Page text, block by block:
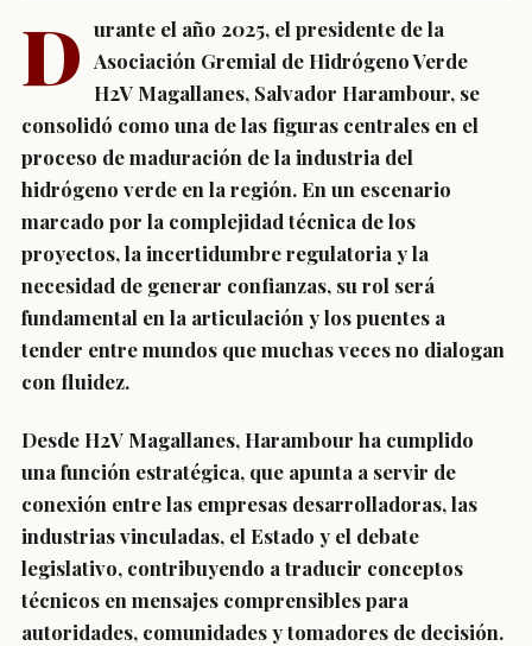
D urante el año 2025, el presidente de la
Asociación Gremial de Hidrógeno Verde
H2V Magallanes, Salvador Harambour, se
consolidó como una de las figuras centrales en el
proceso de maduración de la industria del
hidrógeno verde en la región. En un escenario
marcado por la complejidad técnica de los
proyectos, la incertidumbre regulatoria y la
necesidad de generar confianzas, su rol será
fundamental en la articulación y los puentes a
tender entre mundos que muchas veces no dialogan
con fluidez.
Desde H2V Magallanes, Harambour ha cumplido
una función estratégica, que apunta a servir de
conexión entre las empresas desarrolladoras, las
industrias vinculadas, el Estado y el debate
legislativo, contribuyendo a traducir conceptos
técnicos en mensajes comprensibles para
autoridades, comunidades y tomadores de decisión.